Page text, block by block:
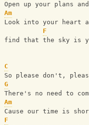
Open up your plans
Am
Look into your heart
F
find that the sky is
C
So please don't,
G
There's no need to
Am
Cause our time is
F